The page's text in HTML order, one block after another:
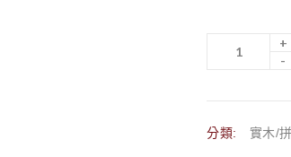
分類: 實木/